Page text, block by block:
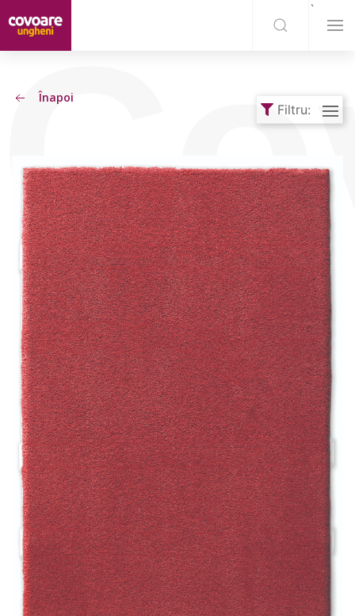
`
Înapoi
Filtru: